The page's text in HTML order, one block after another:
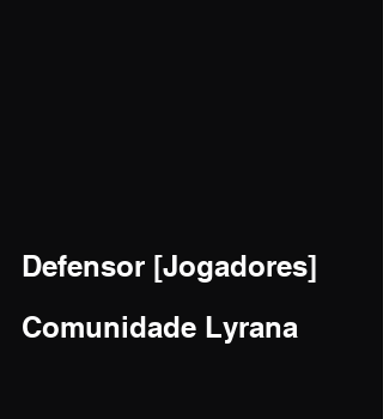
Defensor [Jogadores]
Comunidade Lyrana